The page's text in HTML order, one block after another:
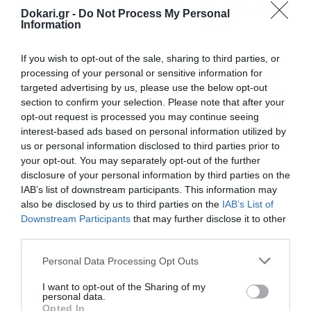
Dokari.gr - Do Not Process My Personal
Information
If you wish to opt-out of the sale, sharing to third parties, or
processing of your personal or sensitive information for
targeted advertising by us, please use the below opt-out
section to confirm your selection. Please note that after your
opt-out request is processed you may continue seeing
interest-based ads based on personal information utilized by
us or personal information disclosed to third parties prior to
your opt-out. You may separately opt-out of the further
disclosure of your personal information by third parties on the
IAB’s list of downstream participants. This information may
also be disclosed by us to third parties on the IAB’s List of
Downstream Participants that may further disclose it to other
Please note that this website/app uses one or more Google
not limited to your visit or usage behaviour. You may click to
grant or deny consent to Google and its third-party tags to
Personal Data Processing Opt Outs
I want to opt-out of the Sharing of my
personal data.
Opted In
θερμοκρασίες
09/08/2026
Εορτολόγιο 9-8: Ποιοι
γιορτάζουν σήμερα; Χρόνια
Πολλά
09/08/2026 10:15